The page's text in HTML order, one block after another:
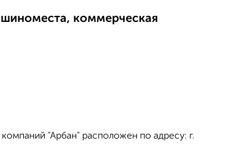
коммерческая
"Арбан" расположен по адресу: г.